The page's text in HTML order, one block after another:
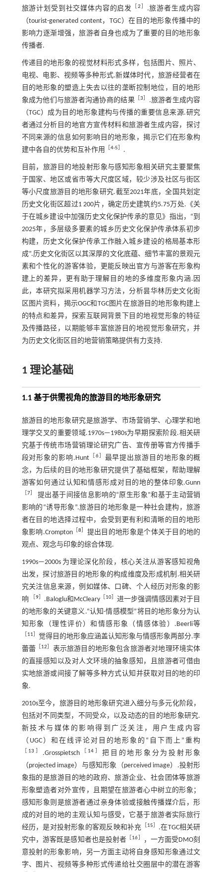
旅游计划受到社交媒体内容的启发
2
.旅游者生成内容
（tourist-generated content，TGC）在目的地形象传播中的
影响力逐渐增强，旅游者自身也成为了重要的目的地形象
传播者.
传递目的地形象的视觉材料形式多样，包括图片、照片、
电视、电影、视频等多种形式.新媒体时代，旅游经营者在
目的地形象的塑造上失去以往的垄断控制地位，目的地形
象成为他们与旅游者沟通协商的结果 ［3
.旅游者生成内容
（TGC）成为目的地形象建构与传播的重要信息来源.研究
者通过分析目的地官方宣传材料和旅游者生成内容，探讨
不同来源的信息如何影响目的地形象，揭示它们在形象构
建中各自的优势和互补作用
4-5 .
目前，旅游目的地投射形象与感知形象相关研究主要聚焦
于国家、地区或省市等大尺度区域，较少涉及社区与街区
等小尺度旅游目的地形象研究.截至2021年底，全国共划定
历史文化街区超过1 200片，确定历史建筑约5.75万处.《关
于在城乡建设中加强历史文化保护传承的意见》指出，“到
2025年，多层级多要素的城乡历史文化保护传承体系初步
构建，历史文化保护传承工作融入城乡建设的格局基本形
成”.历史文化街区以其深厚的文化底蕴、细节丰富的景观元
素和个性化的游客体验，更能反映出官方与游客在形象构
建上的差异，更有助于理解目的地的多维度形象内涵.因
此，本研究拟采用机器学习方法，分析昙华林历史文化街
区图片资料，揭示OGC和TGC图片在旅游目的地形象构建上
的特点和差异，探索互联网背景下目的地视觉形象的特征
及传播路径，以期能够丰富旅游目的地视觉形象研究，并
为历史文化街区目的地营销策略提供有力支持.
1 理论基础
1.1 基于供需视角的旅游目的地形象研究
旅游目的地形象研究是旅游学、市场营销学、心理学和地
理学交叉的重要领域.1970s—1980s为早期探索阶段.相关研
究基于传统市场营销理论研究广告、宣传册等官方传播手
段对形象的影响.Hunt［ 6］ 最早提出旅游目的地形象的概
念，为后续的目的地形象研究提供了基础框架，帮助理解
游客如何通过认知和情感形成对目的地的整体印象.Gunn
7］
提出基于间接信息影响的“原生形象”和基于主动营销
影响的“诱导形象”.旅游目的地形象是一种社会建构，旅游
者在目的地选择过程中，会受到更有利和清晰的目的地形
象影响.Crompton［8
提出目的地形象是个体关于目的地的
观点、观念与印象的综合体现.
1990s—2000s 为理论深化阶段，核心关注从游客感知视角
出发，探讨旅游目的地形象的构成维度及形成机制.相关研
究关注信息来源，例如媒体、口碑、个人经历对形象的影
响
9］ .Baloglu和McCleary［ 10］进一步强调情感因素对于目
的地形象的关键意义.“认知-情感模型”将目的地形象分为认
知形象（理性评价）和情感形象（情感体验）.Beerli等
11
觉得目的地形象应涵盖认知形象与情感形象两部分.李
蕾蕾［ 12
表示旅游目的地形象包含旅游者对地理环境实体
的直接感知以及对人文环境的抽象感知，且旅游者可借由
实地旅游或间接了解等多种方式认知并获取对目的地的印
象.
2010s至今，旅游目的地形象研究进入细分与多元化阶段，
包括对不同类型，不同受众，以及动态的目的地形象研究.
新技术与媒体的影响得到广泛关注，用户生成内容
（UGC）和在线评论对目的地形象的“自下而上”重构
13 .Grosspietsch［ 14 ］把目的地形象分为投射形象
（projected image）与感知形象（perceived image）.投射形
象指的是旅游目的地的政府、旅游企业、社会团体等旅游
形象塑造者对外宣传，且期望在旅游者心中树立的形象；
感知形象则是旅游者通过亲身体验或接触传播媒介后，形
成的对目的地的主观认知与感受，它基于旅游者实际旅行
经历，是对投射形象的客观反映和补充
15
.在TGC相关研
究中，游客既是感知者也是投射者
16
，一方面受DMO刻
意投射的形象影响，另一方面主动将自身感知形象通过文
字、图片、视频等多种形式传递给社交圈层中的潜在游客